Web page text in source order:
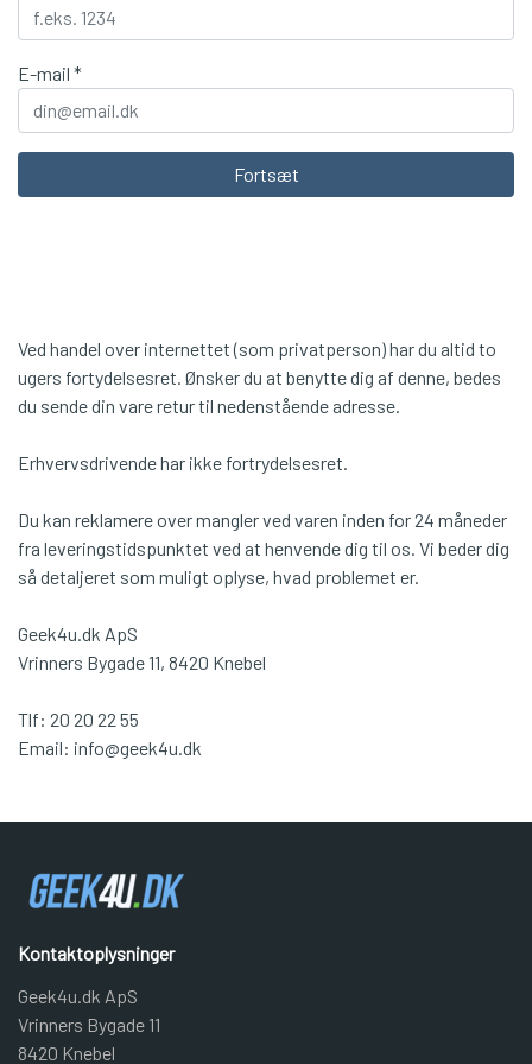
LEAGUE OF LEGENDS
MARVEL
RICK & MORTY
UNIVERSAL PICTURES
WALKING DEAD
LEAGUE OF LEGENDS
MINECRAFT
WORLD OG WARCRAFT
PAW PATROL
APEX
MARVEL
BLANDEDE
DC COMICS
PERSONDATAPOLITIK
E-mail *
Fortsæt
Ved handel over internettet (som privatperson) har du altid to
ugers fortydelsesret. Ønsker du at benytte dig af denne, bedes
du sende din vare retur til nedenstående adresse.
Erhvervsdrivende har ikke fortrydelsesret.
Du kan reklamere over mangler ved varen inden for 24 måneder
fra leveringstidspunktet ved at henvende dig til os. Vi beder dig
så detaljeret som muligt oplyse, hvad problemet er.
Geek4u.dk ApS
Vrinners Bygade 11, 8420 Knebel
Tlf: 20 20 22 55
Email: info@geek4u.dk
Kontaktoplysninger
Geek4u.dk ApS
Vrinners Bygade 11
8420 Knebel